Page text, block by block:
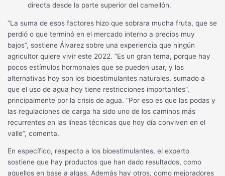
directa desde la parte superior del camellón.
“La suma de esos factores hizo que sobrara mucha fruta, que se
perdió o que terminó en el mercado interno a precios muy
bajos”, sostiene Álvarez sobre una experiencia que ningún
agricultor quiere vivir este 2022. “Es un gran tema, porque hay
pocos estímulos hormonales que se pueden usar, y las
alternativas hoy son los bioestimulantes naturales, sumado a
que el uso de agua hoy tiene restricciones importantes”,
principalmente por la crisis de agua. “Por eso es que las podas y
las regulaciones de carga ha sido uno de los caminos más
recurrentes en las líneas técnicas que hoy día conviven en el
valle”, comenta.
En específico, respecto a los bioestimulantes, el experto
sostiene que hay productos que han dado resultados, como
aquellos en base a algas. Además hay otros, como mejoradores